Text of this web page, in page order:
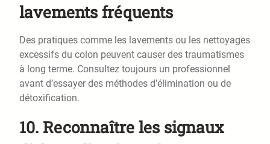
lavements fréquents
Des pratiques comme les lavements ou les nettoyages
excessifs du colon peuvent causer des traumatismes
à long terme. Consultez toujours un professionnel
avant d’essayer des méthodes d’élimination ou de
détoxification.
10. Reconnaître les signaux